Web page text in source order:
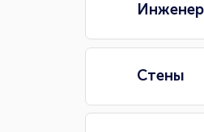
Стены